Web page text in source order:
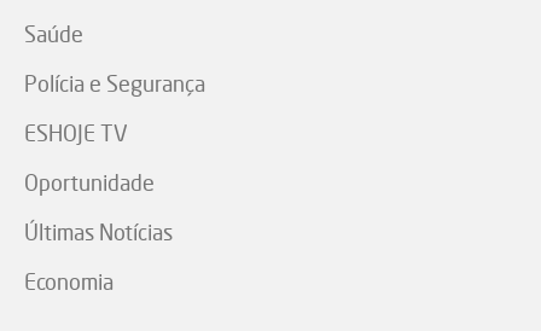
Saúde
Polícia e Segurança
ESHOJE TV
Oportunidade
Últimas Notícias
Economia